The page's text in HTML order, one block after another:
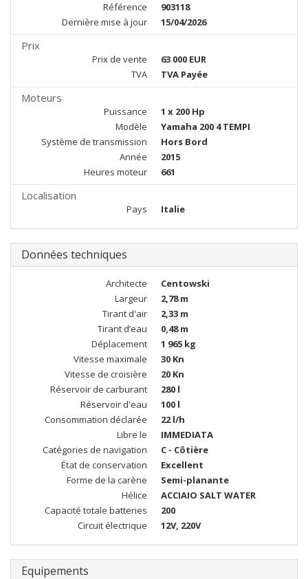
Référence
903118
Dernière mise à jour
15/04/2026
Prix
Prix de vente
63 000 EUR
TVA
TVA Payée
Moteurs
Puissance
1 x 200 Hp
Modèle
Yamaha 200 4 TEMPI
Système de transmission
Hors Bord
Année
2015
Heures moteur
661
Localisation
Pays Italie
Données techniques
Architecte
Centowski
Largeur
2,78 m
Tirant d'air
2,33 m
Tirant d’eau
0,48 m
Déplacement
1 965 kg
Vitesse maximale
30 Kn
Vitesse de croisière
20 Kn
Réservoir de carburant
280 l
Réservoir d'eau
100 l
Consommation déclarée
22 l/h
Libre le
IMMEDIATA
Catégories de navigation
C - Côtière
État de conservation
Excellent
Forme de la carène
Semi-planante
Hélice
ACCIAIO SALT WATER
Capacité totale batteries
200
Circuit électrique
12V, 220V
Equipements